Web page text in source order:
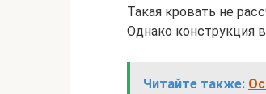
Такая кровать не
Однако конструкция
Читайте также: